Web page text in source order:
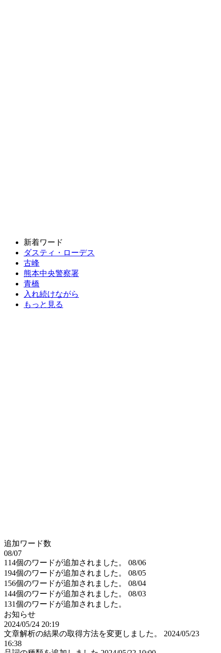
新着ワード
ダスティ・ローデス
古峰
熊本中央警察署
青橋
入れ続けながら
もっと見る
追加ワード数
08/07
114個のワードが追加されました。
08/06
194個のワードが追加されました。
08/05
156個のワードが追加されました。
08/04
144個のワードが追加されました。
08/03
131個のワードが追加されました。
お知らせ
2024/05/24 20:19
文章解析の結果の取得方法を変更しました。
2024/05/23
16:38